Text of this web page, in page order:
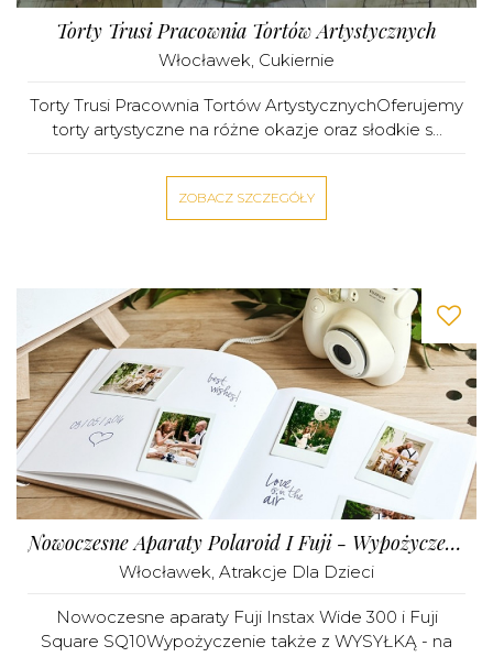
Torty Trusi Pracownia Tortów Artystycznych
Włocławek, Cukiernie
Torty Trusi Pracownia Tortów ArtystycznychOferujemy
torty artystyczne na różne okazje oraz słodkie s...
ZOBACZ SZCZEGÓŁY
Nowoczesne Aparaty Polaroid I Fuji - Wypożyczenie Cała Polska
Włocławek, Atrakcje Dla Dzieci
Nowoczesne aparaty Fuji Instax Wide 300 i Fuji
Square SQ10Wypożyczenie także z WYSYŁKĄ - na